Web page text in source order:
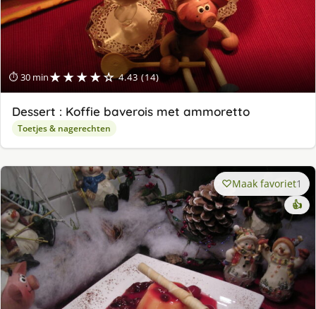
⏱ 30 min★★★★☆ 4.43 (14)
Dessert : Koffie baverois met ammoretto
Toetjes & nagerechten
Maak favoriet1
👍